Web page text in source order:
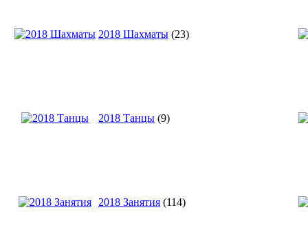
2018 Шахматы (23)
2018 Танцы (9)
2018 Занятия (114)